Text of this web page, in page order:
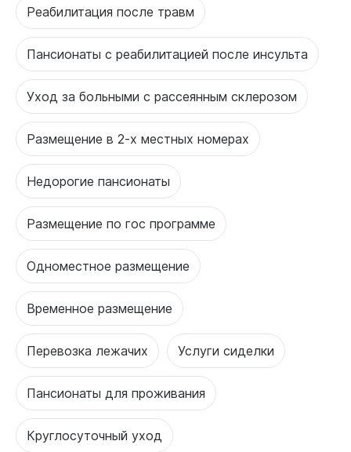
Реабилитация после травм
Пансионаты с реабилитацией после инсульта
Уход за больными с рассеянным склерозом
Размещение в 2-х местных номерах
Недорогие пансионаты
Размещение по гос программе
Одноместное размещение
Временное размещение
Перевозка лежачих Услуги сиделки
Пансионаты для проживания
Круглосуточный уход